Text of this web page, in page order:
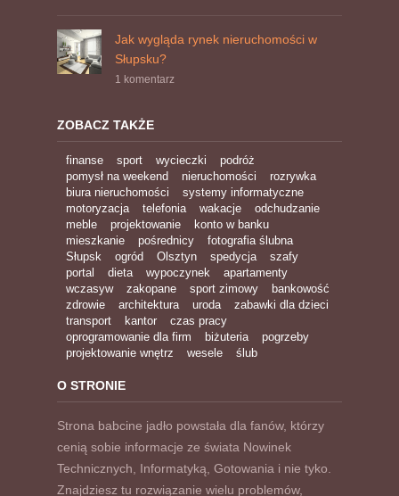
Jak wygląda rynek nieruchomości w
Słupsku?
1 komentarz
ZOBACZ TAKŻE
finanse sport wycieczki
podróż
pomysł na weekend
nieruchomości
rozrywka
biura nieruchomości
systemy informatyczne
motoryzacja
telefonia wakacje
odchudzanie
meble
projektowanie
konto w banku
mieszkanie
pośrednicy
fotografia ślubna
Słupsk
ogród Olsztyn spedycja
szafy
portal
dieta wypoczynek
apartamenty
wczasyw
zakopane sport zimowy
bankowość
zdrowie
architektura uroda
zabawki dla dzieci
transport
kantor
czas pracy
oprogramowanie dla firm
biżuteria
pogrzeby
projektowanie wnętrz
wesele ślub
O STRONIE
Strona babcine jadło powstała dla fanów, którzy
cenią sobie informacje ze świata Nowinek
Technicznych, Informatyką, Gotowania i nie tyko.
Znajdziesz tu rozwiązanie wielu problemów,